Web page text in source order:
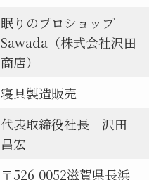
眠りのプロショップ
Sawada（株式会社沢田
商店）
寝具製造販売
代表取締役社長 沢田
昌宏
〒526-0052滋賀県長浜